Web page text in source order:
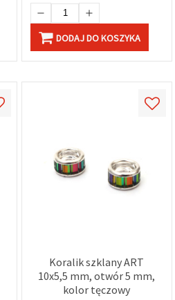
DODAJ DO KOSZYKA
Koralik szklany ART
10x5,5 mm, otwór 5 mm,
kolor tęczowy